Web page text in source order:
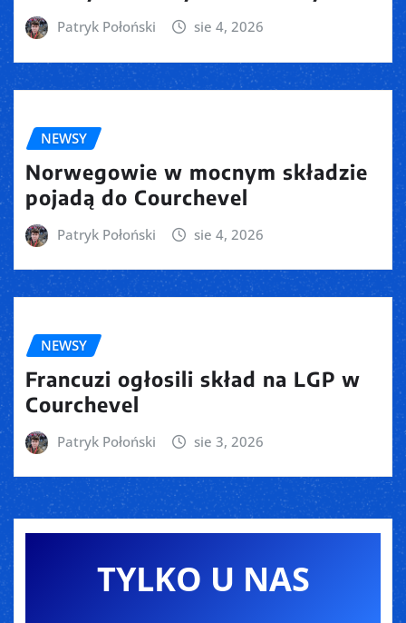
Patryk Połoński sie 4, 2026
NEWSY
Norwegowie w mocnym składzie
pojadą do Courchevel
Patryk Połoński sie 4, 2026
NEWSY
Francuzi ogłosili skład na LGP w
Courchevel
Patryk Połoński sie 3, 2026
TYLKO U NAS